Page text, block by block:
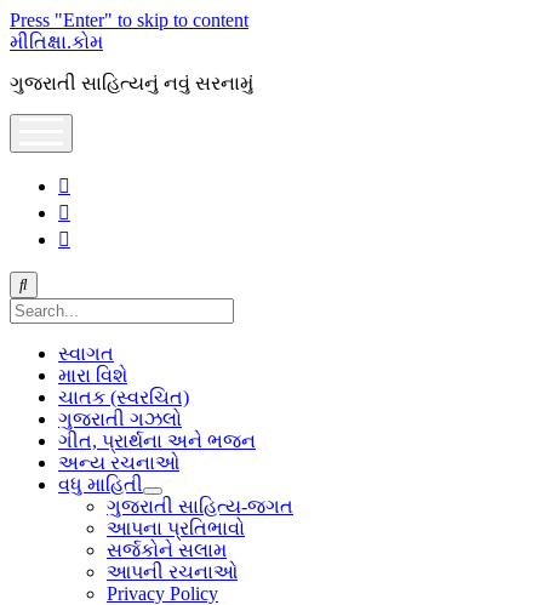
Press "Enter" to skip to content
મીતિક્ષા.કોમ
ગુજરાતી સાહિત્યનું નવું સરનામું
Search
સ્વાગત
મારા વિશે
ચાતક (સ્વરચિત)
ગુજરાતી ગઝલો
ગીત, પ્રાર્થના અને ભજન
અન્ય રચનાઓ
વધુ માહિતી
open
dropdown
menu
ગુજરાતી સાહિત્ય-જગત
આપના પ્રતિભાવો
સર્જકોને સલામ
આપની રચનાઓ
Privacy Policy